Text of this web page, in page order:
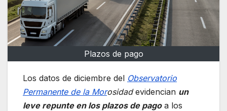
Plazos de pago
Los datos de diciembre del Observatorio
Permanente de la Morosidadevidencian un
leve repunte en los plazos de pagoa los